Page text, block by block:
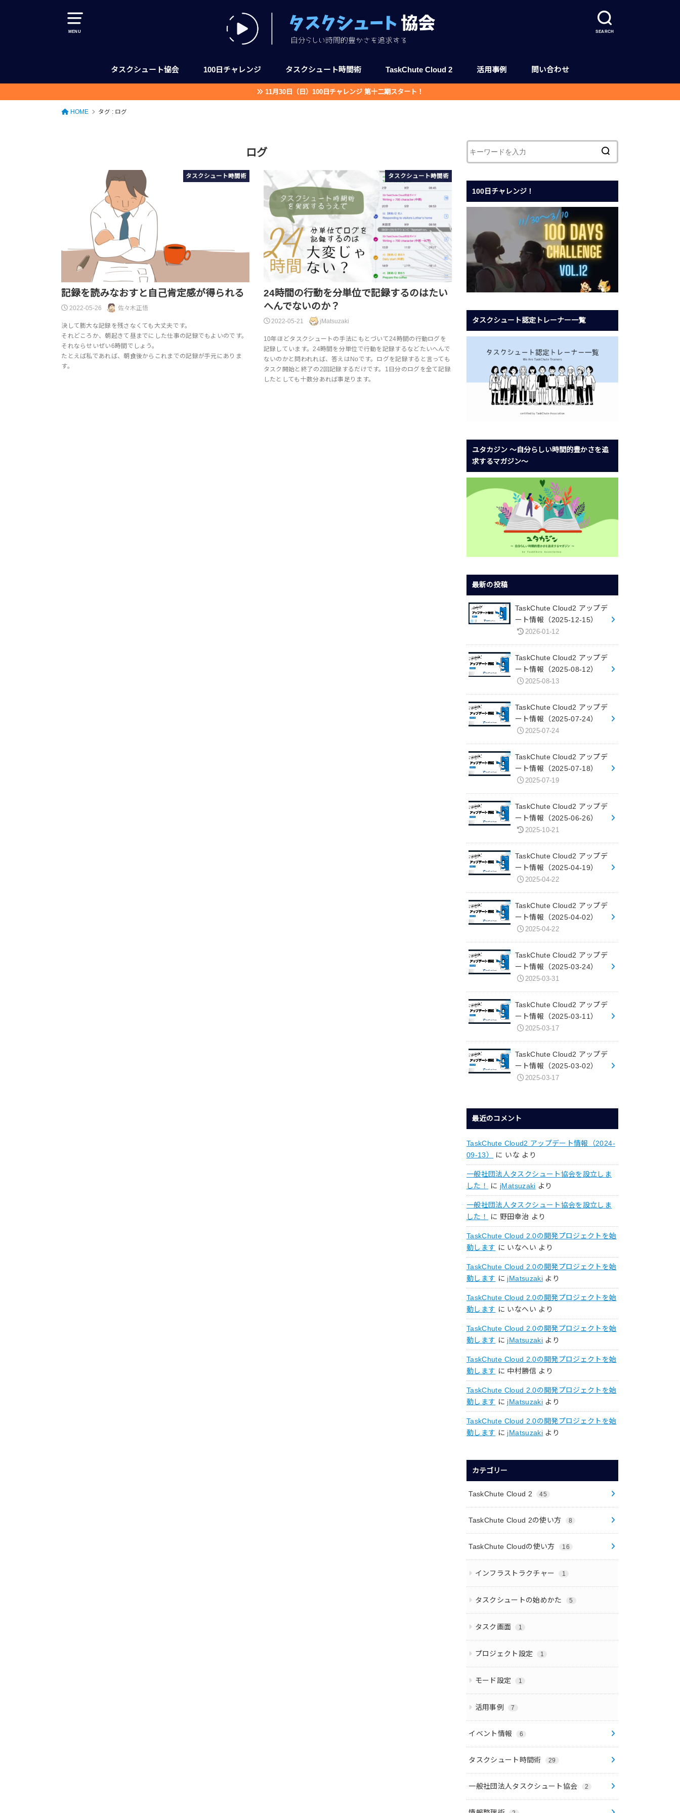
MENU SEARCH
タスクシュート協会 100日チャレンジ タスクシュート時間術 TaskChute Cloud 2
無料ではじめる
TaskChute Cloud 2 アップデート情報
TaskChute Cloud 2 ヘルプページ
活用事例 問い合わせ
11月30日（日）100日チャレンジ 第十二期スタート！
HOME タグ : ログ
ログ
タスクシュート時間術
記録を読みなおすと自己肯定感が得られる
2022-05-26 佐々木正悟
決して膨大な記録を残さなくても大丈夫です。
それどころか、朝起きて昼までにした仕事の記録でもよいのです。
それならせいぜい6時間でしょう。
たとえば私であれば、朝食後からこれまでの記録が手元にありま
す。
タスクシュート時間術
24時間の行動を分単位で記録するのはたい
へんでないのか？
2022-05-21 jMatsuzaki
10年ほどタスクシュートの手法にもとづいて24時間の行動ログを
記録しています。24時間を分単位で行動を記録するなどたいへんで
ないのかと問われれば、答えはNoです。ログを記録すると言っても
タスク開始と終了の2回記録するだけです。1日分のログを全て記録
したとしても十数分あれば事足ります。
100日チャレンジ！
タスクシュート認定トレーナー一覧
ユタカジン 〜自分らしい時間的豊かさを追
求するマガジン〜
最新の投稿
TaskChute Cloud2 アップデ
ート情報（2025-12-15）
2026-01-12
TaskChute Cloud2 アップデ
ート情報（2025-08-12）
2025-08-13
TaskChute Cloud2 アップデ
ート情報（2025-07-24）
2025-07-24
TaskChute Cloud2 アップデ
ート情報（2025-07-18）
2025-07-19
TaskChute Cloud2 アップデ
ート情報（2025-06-26）
2025-10-21
TaskChute Cloud2 アップデ
ート情報（2025-04-19）
2025-04-22
TaskChute Cloud2 アップデ
ート情報（2025-04-02）
2025-04-22
TaskChute Cloud2 アップデ
ート情報（2025-03-24）
2025-03-31
TaskChute Cloud2 アップデ
ート情報（2025-03-11）
2025-03-17
TaskChute Cloud2 アップデ
ート情報（2025-03-02）
2025-03-17
最近のコメント
TaskChute Cloud2 アップデート情報（2024-
09-13）
に いな より
一般社団法人タスクシュート協会を設立しま
した！
に jMatsuzaki より
一般社団法人タスクシュート協会を設立しま
した！
に野田幸治 より
TaskChute Cloud 2.0の開発プロジェクトを始
動します に いなへい より
TaskChute Cloud 2.0の開発プロジェクトを始
動します に jMatsuzakiより
TaskChute Cloud 2.0の開発プロジェクトを始
動します に いなへい より
TaskChute Cloud 2.0の開発プロジェクトを始
動します に jMatsuzakiより
TaskChute Cloud 2.0の開発プロジェクトを始
動します に 中村勝信 より
TaskChute Cloud 2.0の開発プロジェクトを始
動します に jMatsuzakiより
TaskChute Cloud 2.0の開発プロジェクトを始
動します に jMatsuzakiより
カテゴリー
TaskChute Cloud 2 45
TaskChute Cloud 2の使い方 8
TaskChute Cloudの使い方 16
インフラストラクチャー 1
タスクシュートの始めかた 5
タスク画面 1
プロジェクト設定 1
モード設定 1
活用事例 7
イベント情報 6
タスクシュート時間術 29
一般社団法人タスクシュート協会 2